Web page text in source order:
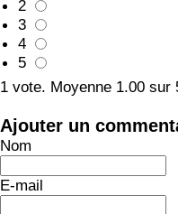
2
3
4
5
1 vote. Moyenne 1.00 sur
Ajouter un
Nom
E-mail